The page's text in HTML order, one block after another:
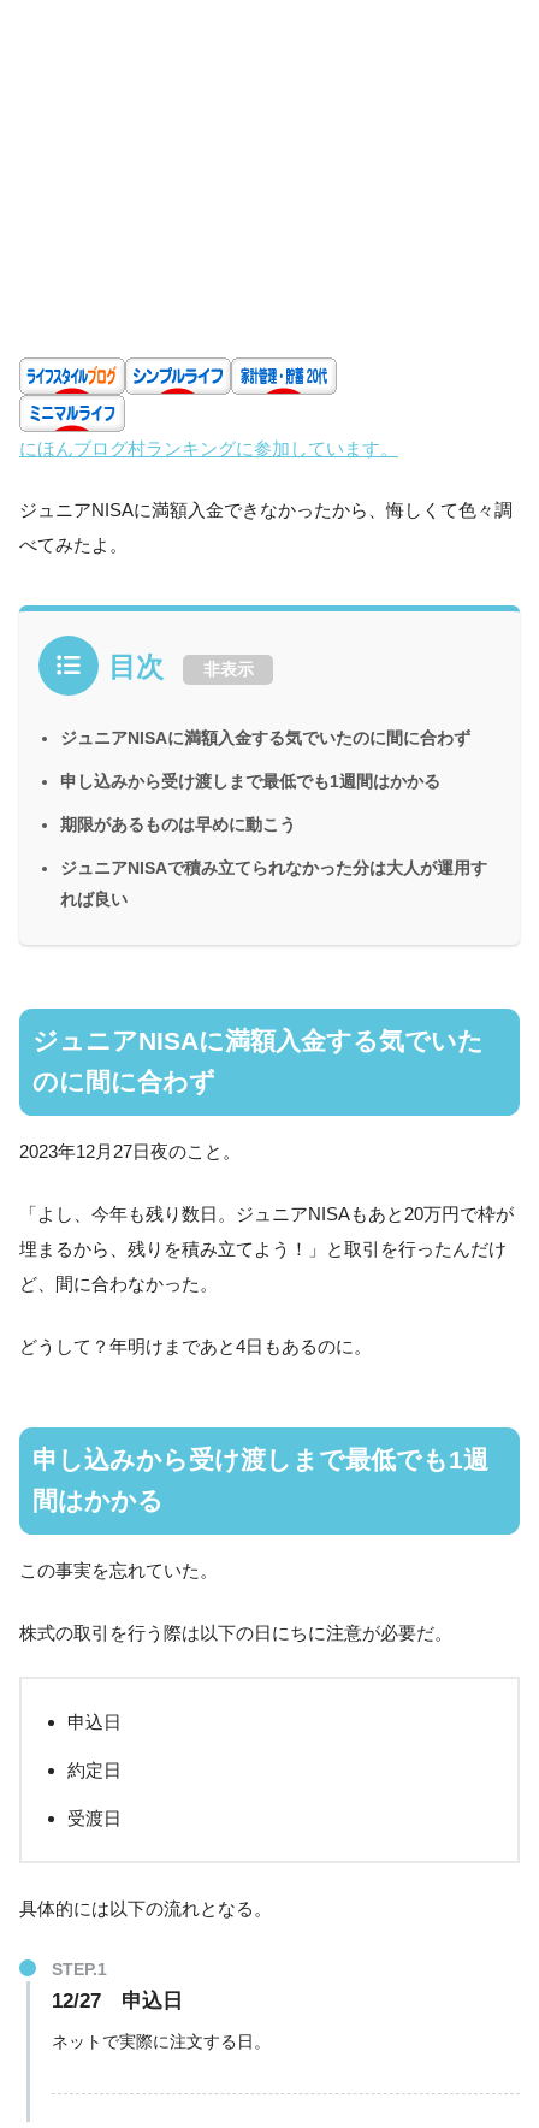
にほんブログ村ランキングに参加しています。
ジュニアNISAに満額入金できなかったから、悔しくて色々調
べてみたよ。
目次 非表示
ジュニアNISAに満額入金する気でいたのに間に合わず
申し込みから受け渡しまで最低でも1週間はかかる
期限があるものは早めに動こう
ジュニアNISAで積み立てられなかった分は大人が運用す
れば良い
ジュニアNISAに満額入金する気でいた
のに間に合わず
2023年12月27日夜のこと。
「よし、今年も残り数日。ジュニアNISAもあと20万円で枠が
埋まるから、残りを積み立てよう！」と取引を行ったんだけ
ど、間に合わなかった。
どうして？年明けまであと4日もあるのに。
申し込みから受け渡しまで最低でも1週
間はかかる
この事実を忘れていた。
株式の取引を行う際は以下の日にちに注意が必要だ。
申込日
約定日
受渡日
具体的には以下の流れとなる。
12/27 申込日
ネットで実際に注文する日。